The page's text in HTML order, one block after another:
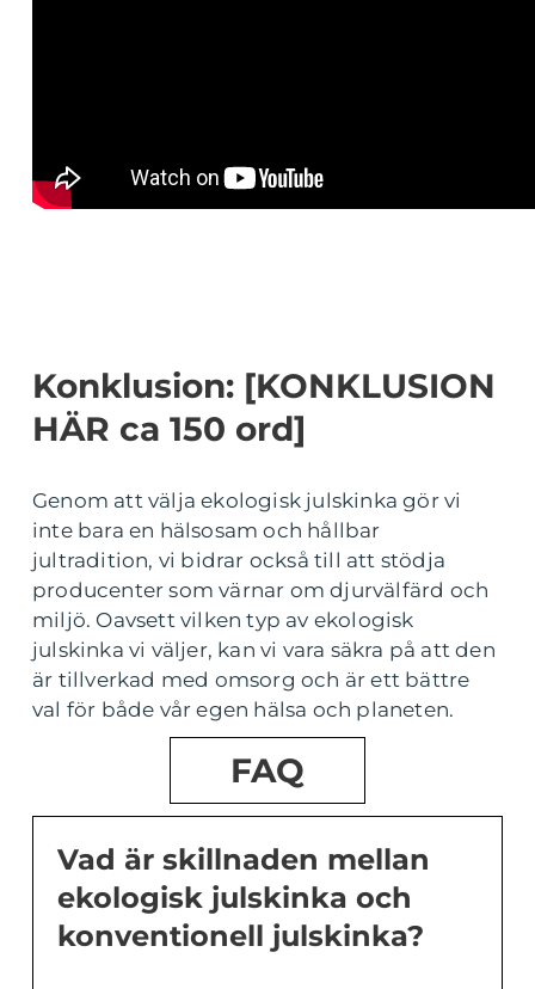
Konklusion: [KONKLUSION
HÄR ca 150 ord]
Genom att välja ekologisk julskinka gör vi
inte bara en hälsosam och hållbar
jultradition, vi bidrar också till att stödja
producenter som värnar om djurvälfärd och
miljö. Oavsett vilken typ av ekologisk
julskinka vi väljer, kan vi vara säkra på att den
är tillverkad med omsorg och är ett bättre
val för både vår egen hälsa och planeten.
FAQ
Vad är skillnaden mellan
ekologisk julskinka och
konventionell julskinka?